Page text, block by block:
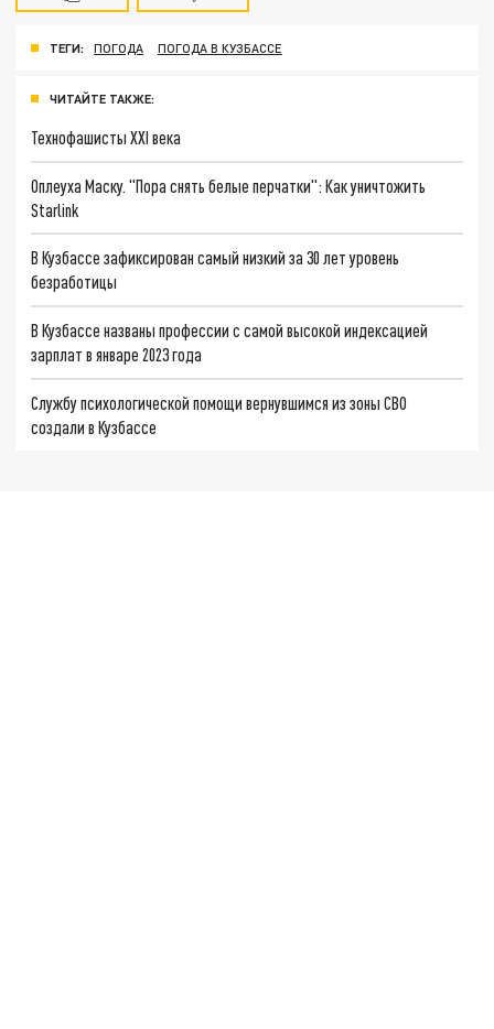
ТЕГИ: ПОГОДА ПОГОДА В КУЗБАССЕ
ЧИТАЙТЕ ТАКЖЕ:
Технофашисты XXI века
Оплеуха Маску. "Пора снять белые перчатки": Как уничтожить
Starlink
В Кузбассе зафиксирован самый низкий за 30 лет уровень
безработицы
В Кузбассе названы профессии с самой высокой индексацией
зарплат в январе 2023 года
Службу психологической помощи вернувшимся из зоны СВО
создали в Кузбассе